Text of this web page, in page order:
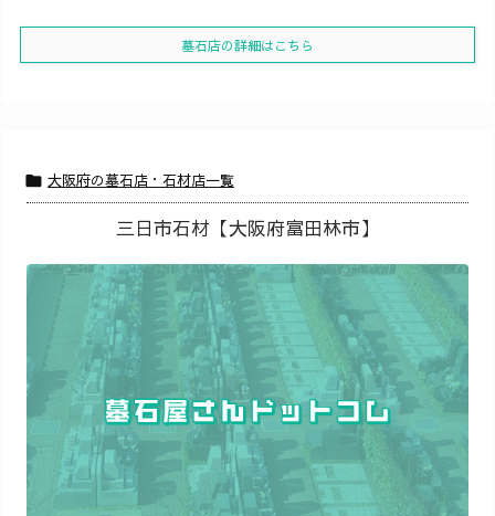
墓石店の詳細はこちら
 大阪府の墓石店・石材店一覧
三日市石材【大阪府富田林市】